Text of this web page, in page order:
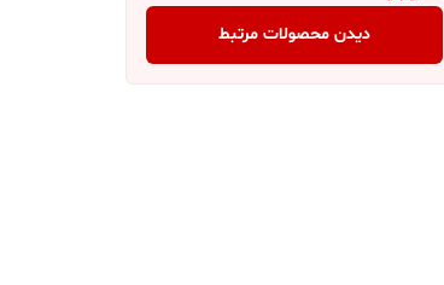
دیدن محصولات مرتبط